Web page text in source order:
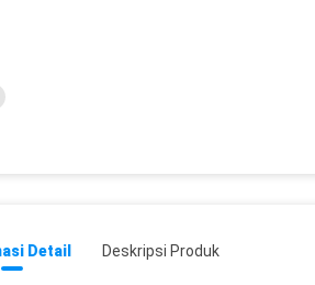
Detail Deskripsi Produk